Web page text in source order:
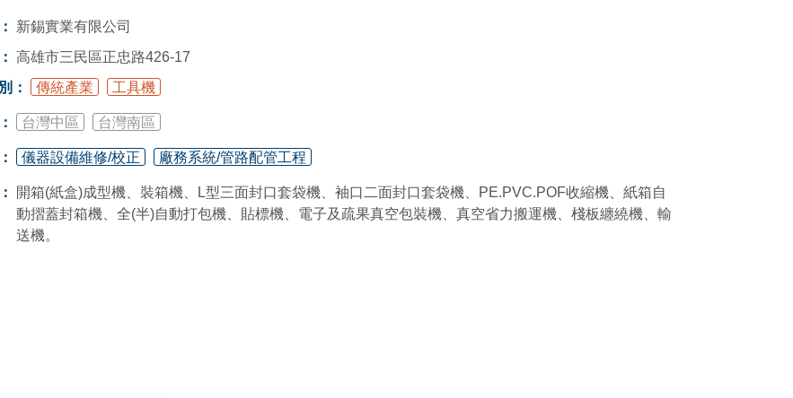
新錫實業有限公司
高雄市三民區正忠路426-17
：
傳統產業 工具機
台灣中區 台灣南區
儀器設備維修/校正 廠務系統/管路配管工程
開箱(紙盒)成型機、裝箱機、L型三面封口套袋機、袖口二面封口套袋機、PE.PVC.POF收縮機、紙箱自
動摺蓋封箱機、全(半)自動打包機、貼標機、電子及疏果真空包裝機、真空省力搬運機、棧板纏繞機、輸
送機。